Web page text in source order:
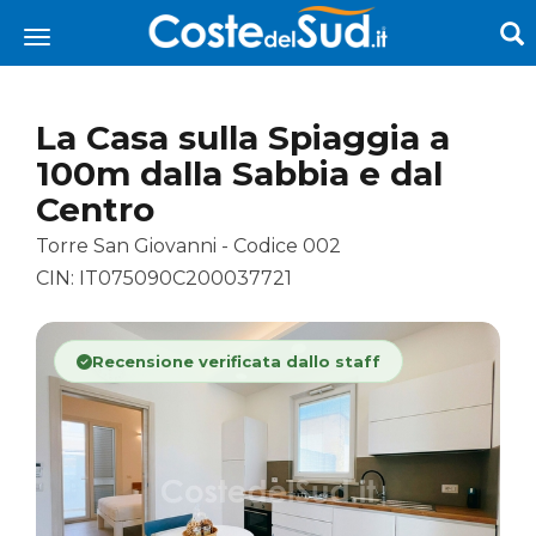
La Casa sulla Spiaggia a
100m dalla Sabbia e dal
Centro
Torre San Giovanni - Codice 002
CIN: IT075090C200037721
Recensione verificata dallo staff